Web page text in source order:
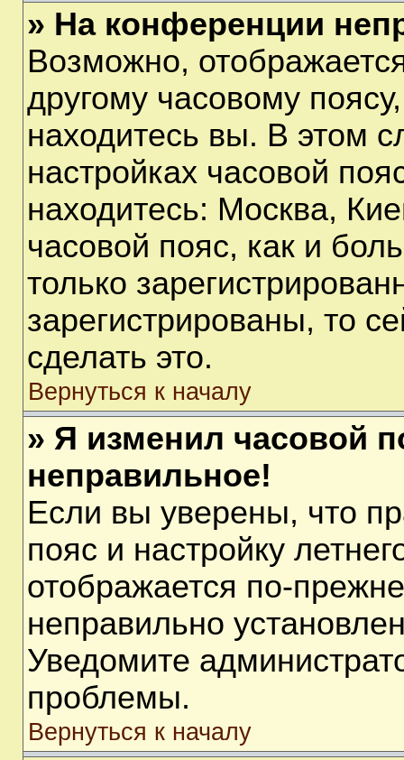
» На конференции
Возможно,
другому часовому
находитесь вы. В этом
настройках часовой
находитесь: Москва,
часовой пояс, как и
только
зарегистрированы, то
сделать это.
Вернуться к началу
» Я изменил часовой
неправильное!
Если вы уверены, что
пояс и настройку
отображается по-
неправильно
Уведомите
проблемы.
Вернуться к началу